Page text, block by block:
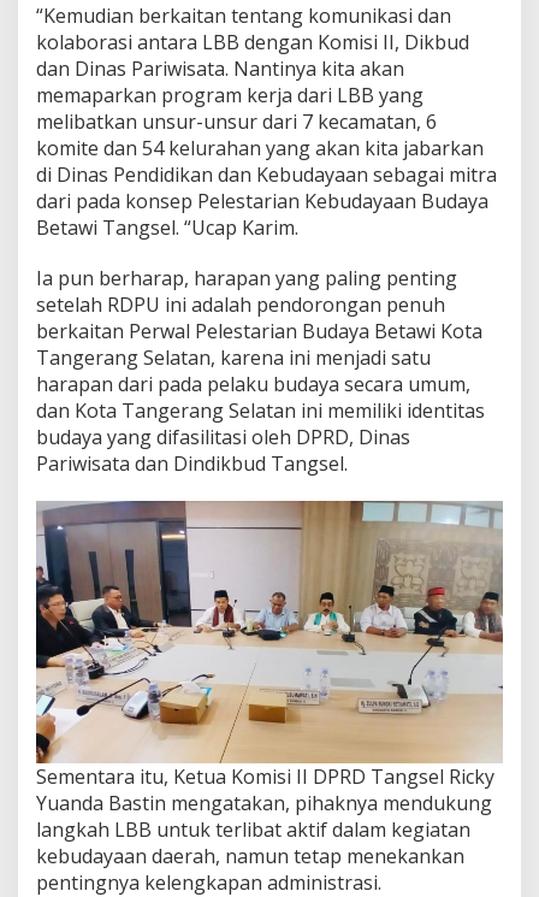
“Kemudian berkaitan tentang komunikasi dan
kolaborasi antara LBB dengan Komisi II, Dikbud
dan Dinas Pariwisata. Nantinya kita akan
memaparkan program kerja dari LBB yang
melibatkan unsur-unsur dari 7 kecamatan, 6
komite dan 54 kelurahan yang akan kita jabarkan
di Dinas Pendidikan dan Kebudayaan sebagai mitra
dari pada konsep Pelestarian Kebudayaan Budaya
Betawi Tangsel. “Ucap Karim.
Ia pun berharap, harapan yang paling penting
setelah RDPU ini adalah pendorongan penuh
berkaitan Perwal Pelestarian Budaya Betawi Kota
Tangerang Selatan, karena ini menjadi satu
harapan dari pada pelaku budaya secara umum,
dan Kota Tangerang Selatan ini memiliki identitas
budaya yang difasilitasi oleh DPRD, Dinas
Pariwisata dan Dindikbud Tangsel.
Sementara itu, Ketua Komisi II DPRD Tangsel Ricky
Yuanda Bastin mengatakan, pihaknya mendukung
langkah LBB untuk terlibat aktif dalam kegiatan
kebudayaan daerah, namun tetap menekankan
pentingnya kelengkapan administrasi.